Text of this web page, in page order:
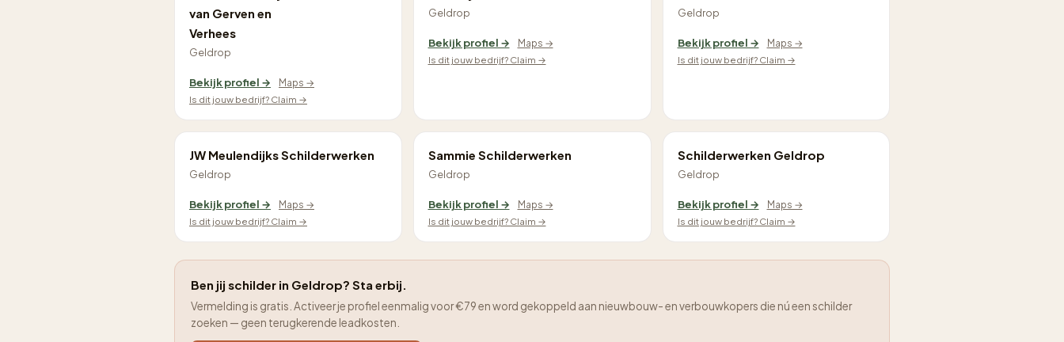
van Gerven en
Verhees
Geldrop
Bekijk profiel →
Maps →
Is dit jouw bedrijf? Claim →
Geldrop
Bekijk profiel →
Maps →
Is dit jouw bedrijf? Claim →
Geldrop
Bekijk profiel →
Maps →
Is dit jouw bedrijf? Claim →
JW Meulendijks Schilderwerken
Geldrop
Bekijk profiel →
Maps →
Is dit jouw bedrijf? Claim →
Sammie Schilderwerken
Geldrop
Bekijk profiel →
Maps →
Is dit jouw bedrijf? Claim →
Schilderwerken Geldrop
Geldrop
Bekijk profiel →
Maps →
Is dit jouw bedrijf? Claim →
Ben jij schilder in Geldrop? Sta erbij.
Vermelding is gratis. Activeer je profiel eenmalig voor €79 en word gekoppeld aan nieuwbouw- en verbouwkopers die nú een schilder
zoeken — geen terugkerende leadkosten.